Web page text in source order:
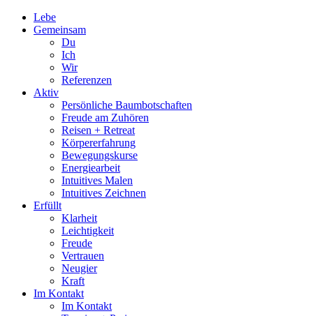
Lebe
Gemeinsam
Du
Ich
Wir
Referenzen
Aktiv
Persönliche Baumbotschaften
Freude am Zuhören
Reisen + Retreat
Körpererfahrung
Bewegungskurse
Energiearbeit
Intuitives Malen
Intuitives Zeichnen
Erfüllt
Klarheit
Leichtigkeit
Freude
Vertrauen
Neugier
Kraft
Im Kontakt
Im Kontakt